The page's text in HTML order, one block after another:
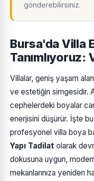
gönderebilirsiniz.
Bursa'da Villa
Tanımlıyoruz:
Villalar, geniş yaşam
ve estetiğin simgesidir.
cephelerdeki boyalar
enerjisini düşürür. İşte
profesyonel villa boya
Yapı Tadilat olarak
dokusuna uygun,
mekanlarınıza yeniden